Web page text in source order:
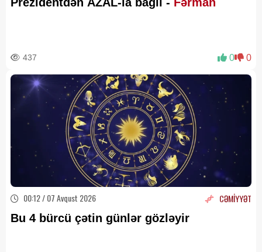
437 0 0
00:12 / 07 Avqust 2026 CƏMİYYƏT
Bu 4 bürcü çətin günlər gözləyir